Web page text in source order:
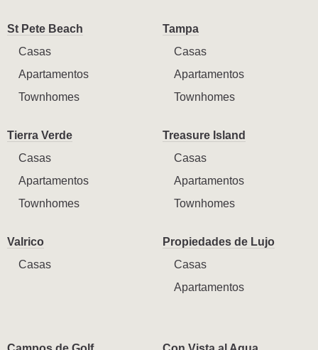
St Pete Beach
Casas
Apartamentos
Townhomes
Tampa
Casas
Apartamentos
Townhomes
Tierra Verde
Casas
Apartamentos
Townhomes
Treasure Island
Casas
Apartamentos
Townhomes
Valrico
Casas
Propiedades de Lujo
Casas
Apartamentos